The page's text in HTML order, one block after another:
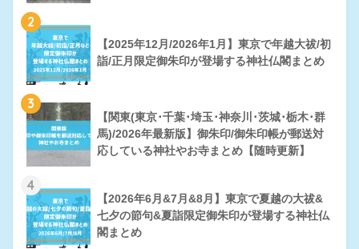
2
【2025年12月/2026年1月】東京で年越大祓/初
詣/正月限定御朱印が登場する神社仏閣まとめ
3
【関東(東京･千葉･埼玉･神奈川･茨城･栃木･群
馬)/2026年最新版】御朱印/御朱印帳が郵送対
応している神社やお寺まとめ【随時更新】
4
【2026年6月&7月&8月】東京で夏越の大祓&
七夕の節句&夏詣限定御朱印が登場する神社仏
閣まとめ